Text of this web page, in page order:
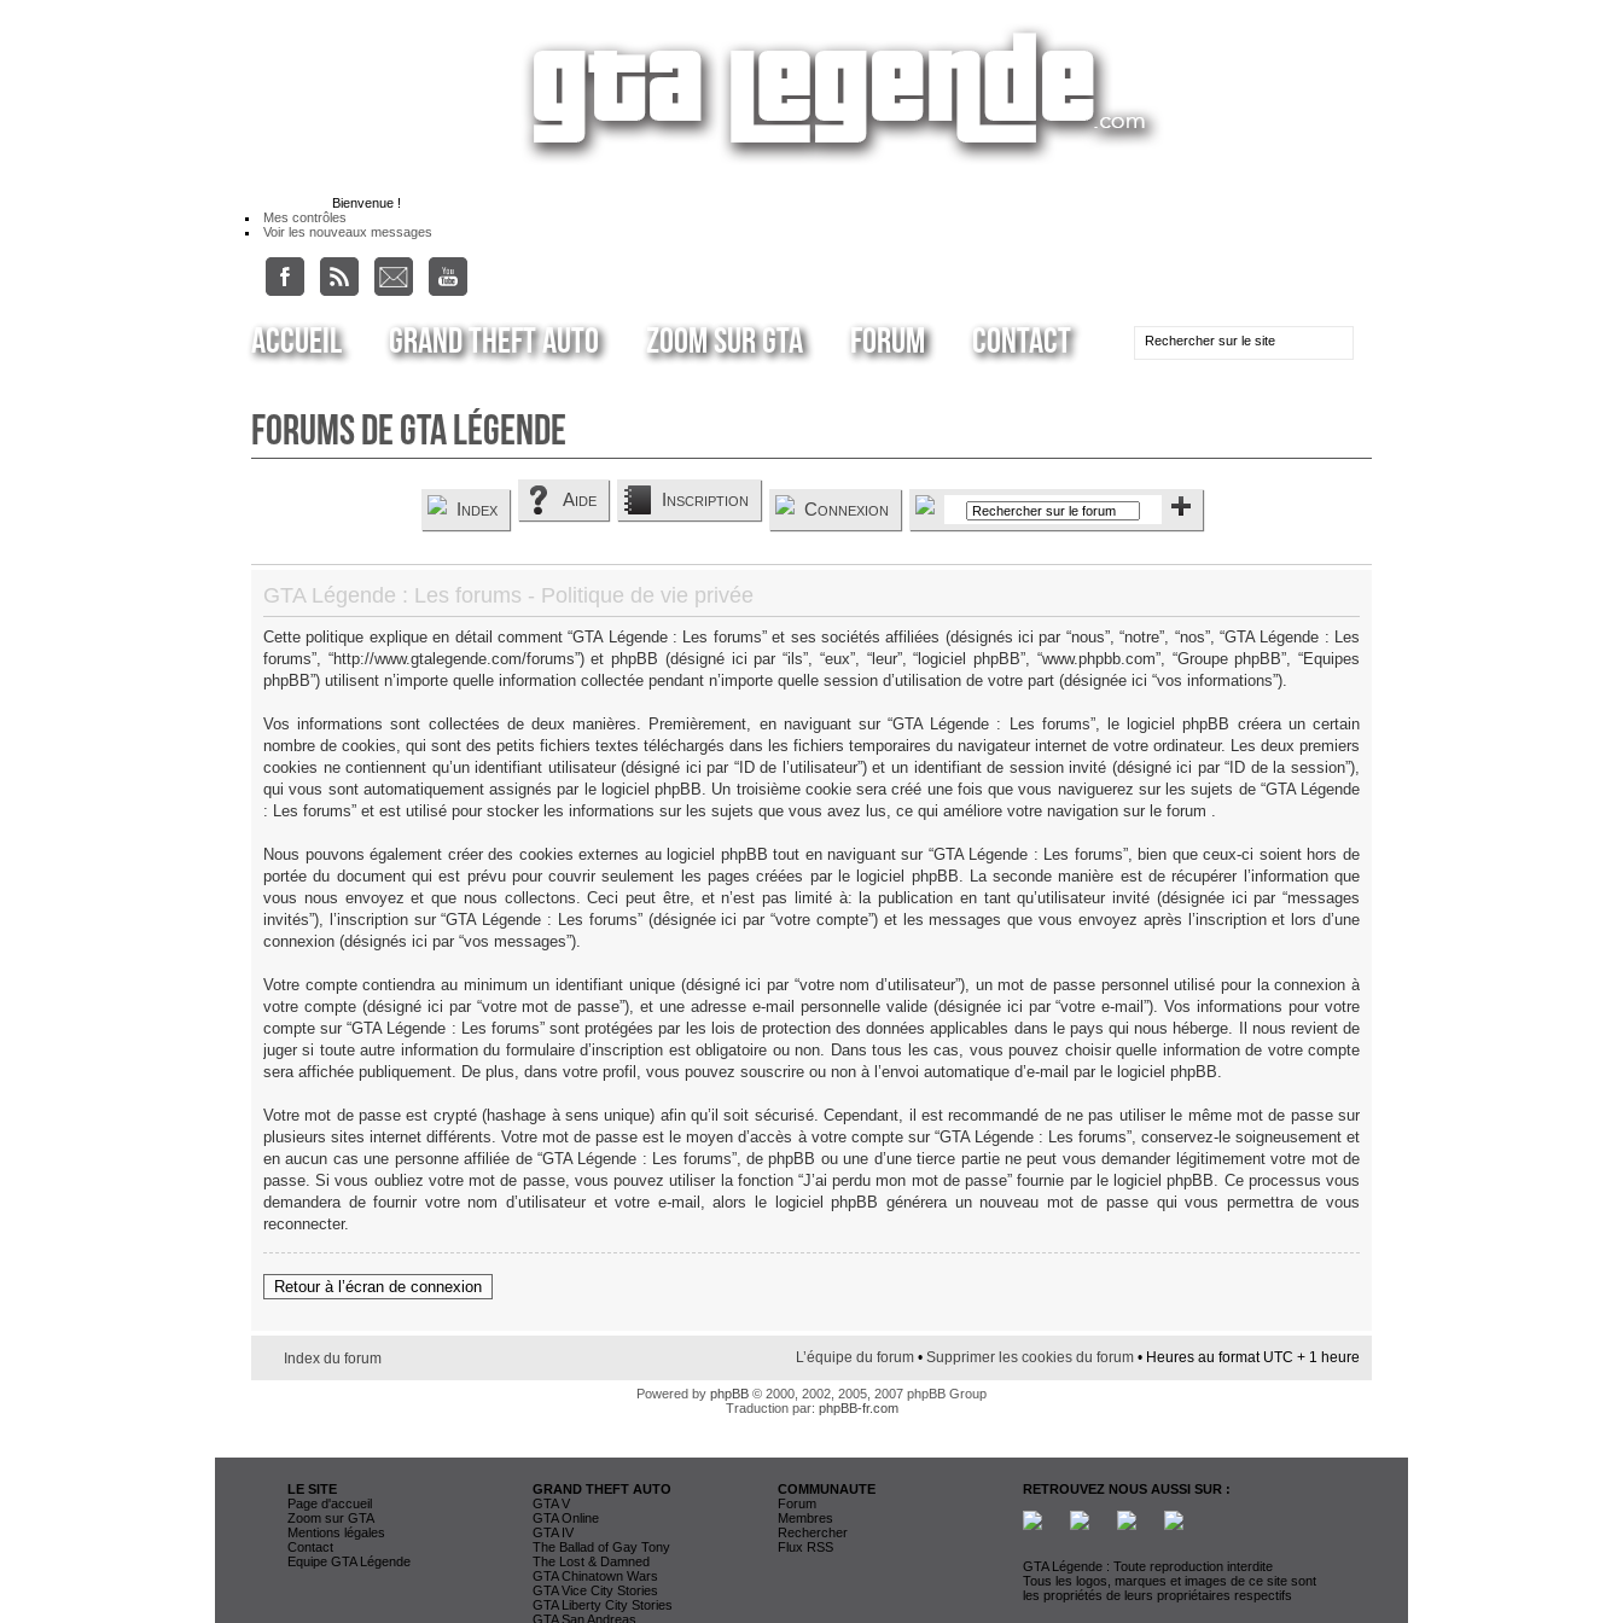
Bienvenue !
Mes contrôles
Voir les nouveaux messages
Accueil Grand Theft Auto Zoom sur GTA Forum Contact
Forums de GTA Légende
Index Aide Inscription Connexion
GTA Légende : Les forums - Politique de vie privée
Cette politique explique en détail comment “GTA Légende : Les forums” et ses sociétés affiliées (désignés ici par “nous”, “notre”, “nos”, “GTA Légende : Les
forums”, “http://www.gtalegende.com/forums”) et phpBB (désigné ici par “ils”, “eux”, “leur”, “logiciel phpBB”, “www.phpbb.com”, “Groupe phpBB”, “Equipes
phpBB”) utilisent n’importe quelle information collectée pendant n’importe quelle session d’utilisation de votre part (désignée ici “vos informations”).
Vos informations sont collectées de deux manières. Premièrement, en naviguant sur “GTA Légende : Les forums”, le logiciel phpBB créera un certain
nombre de cookies, qui sont des petits fichiers textes téléchargés dans les fichiers temporaires du navigateur internet de votre ordinateur. Les deux premiers
cookies ne contiennent qu’un identifiant utilisateur (désigné ici par “ID de l’utilisateur”) et un identifiant de session invité (désigné ici par “ID de la session”),
qui vous sont automatiquement assignés par le logiciel phpBB. Un troisième cookie sera créé une fois que vous naviguerez sur les sujets de “GTA Légende
: Les forums” et est utilisé pour stocker les informations sur les sujets que vous avez lus, ce qui améliore votre navigation sur le forum .
Nous pouvons également créer des cookies externes au logiciel phpBB tout en naviguant sur “GTA Légende : Les forums”, bien que ceux-ci soient hors de
portée du document qui est prévu pour couvrir seulement les pages créées par le logiciel phpBB. La seconde manière est de récupérer l’information que
vous nous envoyez et que nous collectons. Ceci peut être, et n’est pas limité à: la publication en tant qu’utilisateur invité (désignée ici par “messages
invités”), l’inscription sur “GTA Légende : Les forums” (désignée ici par “votre compte”) et les messages que vous envoyez après l’inscription et lors d’une
connexion (désignés ici par “vos messages”).
Votre compte contiendra au minimum un identifiant unique (désigné ici par “votre nom d’utilisateur”), un mot de passe personnel utilisé pour la connexion à
votre compte (désigné ici par “votre mot de passe”), et une adresse e-mail personnelle valide (désignée ici par “votre e-mail”). Vos informations pour votre
compte sur “GTA Légende : Les forums” sont protégées par les lois de protection des données applicables dans le pays qui nous héberge. Il nous revient de
juger si toute autre information du formulaire d’inscription est obligatoire ou non. Dans tous les cas, vous pouvez choisir quelle information de votre compte
sera affichée publiquement. De plus, dans votre profil, vous pouvez souscrire ou non à l’envoi automatique d’e-mail par le logiciel phpBB.
Votre mot de passe est crypté (hashage à sens unique) afin qu’il soit sécurisé. Cependant, il est recommandé de ne pas utiliser le même mot de passe sur
plusieurs sites internet différents. Votre mot de passe est le moyen d’accès à votre compte sur “GTA Légende : Les forums”, conservez-le soigneusement et
en aucun cas une personne affiliée de “GTA Légende : Les forums”, de phpBB ou une d’une tierce partie ne peut vous demander légitimement votre mot de
passe. Si vous oubliez votre mot de passe, vous pouvez utiliser la fonction “J’ai perdu mon mot de passe” fournie par le logiciel phpBB. Ce processus vous
demandera de fournir votre nom d’utilisateur et votre e-mail, alors le logiciel phpBB générera un nouveau mot de passe qui vous permettra de vous
reconnecter.
Retour à l’écran de connexion
Index du forum L’équipe du forum • Supprimer les cookies du forum • Heures au format UTC + 1 heure
Powered by phpBB © 2000, 2002, 2005, 2007 phpBB Group
Traduction par: phpBB-fr.com
LE SITE
Page d'accueil
Zoom sur GTA
Mentions légales
Contact
Equipe GTA Légende
GRAND THEFT AUTO
GTA V
GTA Online
GTA IV
The Ballad of Gay Tony
The Lost & Damned
GTA Chinatown Wars
GTA Vice City Stories
GTA Liberty City Stories
GTA San Andreas
COMMUNAUTE
Forum
Membres
Rechercher
Flux RSS
RETROUVEZ NOUS AUSSI SUR :
GTA Légende : Toute reproduction interdite
Tous les logos, marques et images de ce site sont
les propriétés de leurs propriétaires respectifs